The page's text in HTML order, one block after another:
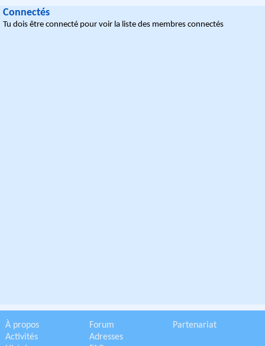
Connectés
Tu dois être connecté pour voir la liste des membres connectés
À propos
Activités
Forum
Adresses
Partenariat